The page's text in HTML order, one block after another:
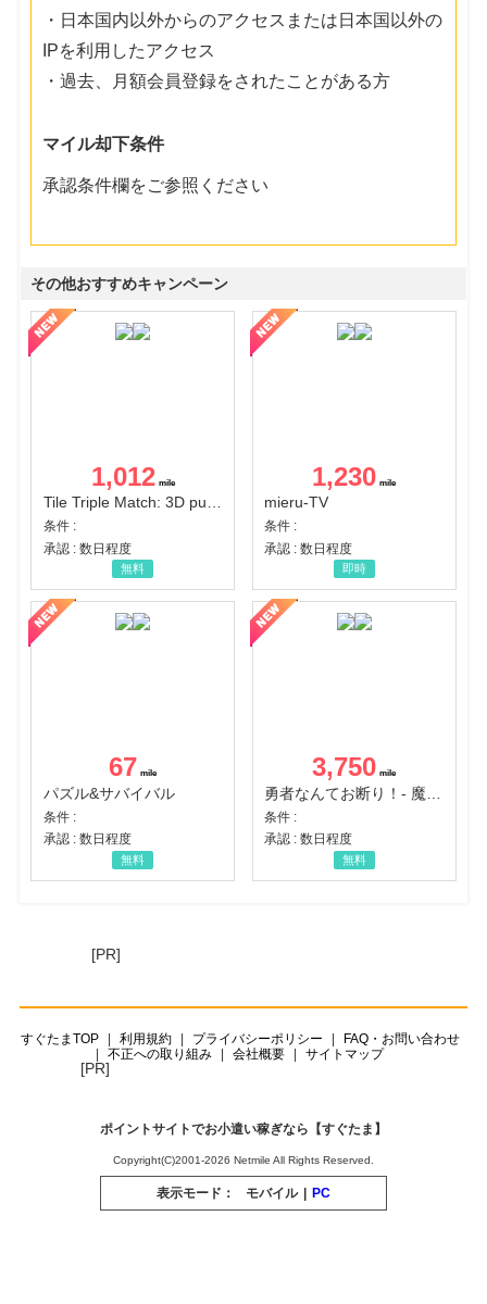
・日本国内以外からのアクセスまたは日本国以外の
IPを利用したアクセス
・過去、月額会員登録をされたことがある方
マイル却下条件
承認条件欄をご参照ください
その他おすすめキャンペーン
1,012
Tile Triple Match: 3D puzzle
条件 :
承認 : 数日程度
無料
1,230
mieru-TV
条件 :
承認 : 数日程度
即時
67
パズル&サバイバル
条件 :
承認 : 数日程度
無料
3,750
条件 :
承認 : 数日程度
無料
[PR]
すぐたまTOP 利用規約 プライバシーポリシー
FAQ・お問い合わせ
不正への取り組み
会社概要 サイトマップ
[PR]
ポイントサイトでお小遣い稼ぎなら【すぐたま】
Copyright(C)2001-2026 Netmile All Rights Reserved.
表示モード： モバイル | PC